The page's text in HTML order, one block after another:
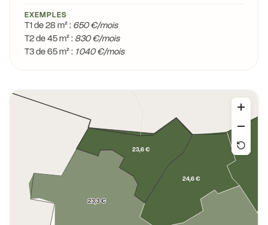
EXEMPLES
T1 de 28 m² : 650 €/mois
T2 de 45 m² : 830 €/mois
T3 de 65 m² : 1 040 €/mois
23,3 €
24,6 €
23,6 €